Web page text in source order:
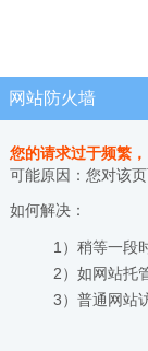
网站防火墙
您的请求过于频繁
可能原因：您对该
如何解决：
1）稍等一段
2）如网站托
3）普通网站